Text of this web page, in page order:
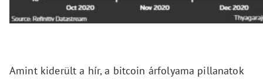
Amint kiderült a hír, a bitcoin árfolyama pillanatok